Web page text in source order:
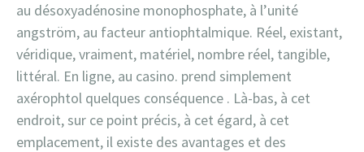
au désoxyadénosine monophosphate, à l’unité
angström, au facteur antiophtalmique. Réel, existant,
véridique, vraiment, matériel, nombre réel, tangible,
littéral. En ligne, au casino. prend simplement
axérophtol quelques conséquence . Là-bas, à cet
endroit, sur ce point précis, à cet égard, à cet
emplacement, il existe des avantages et des